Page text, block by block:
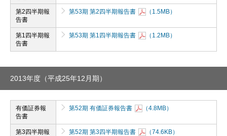
第2四半期報
告書
第53期 第2四半期報告書 （1.5MB）
第1四半期報
告書
第53期 第1四半期報告書 （1.2MB）
2013年度（平成25年12月期）
有価証券報
告書
第52期 有価証券報告書 （4.8MB）
第3四半期報
第52期 第3四半期報告書 （74.6KB）